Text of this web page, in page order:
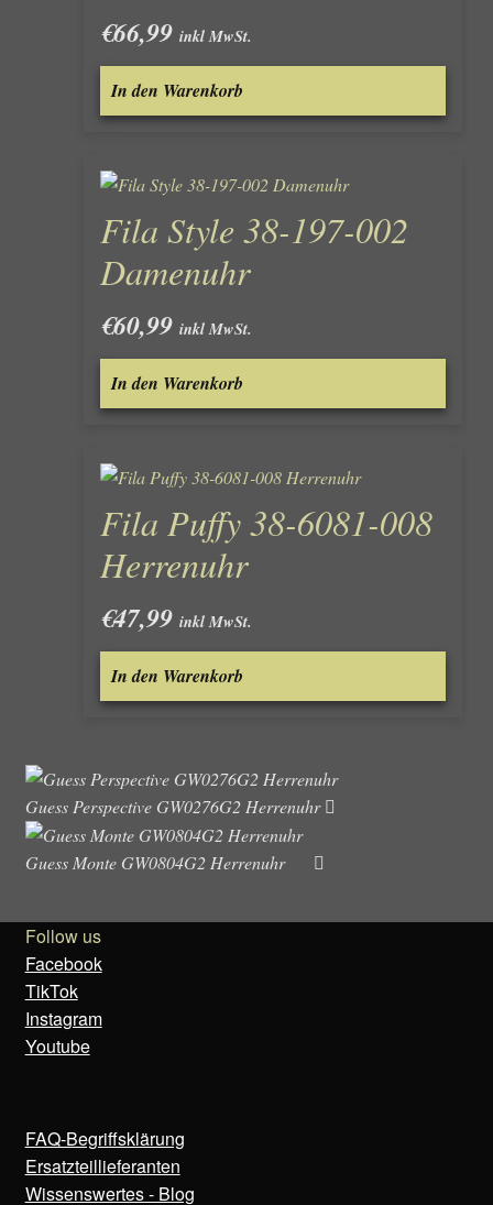
€66,99 inkl MwSt.
In den Warenkorb
Fila Style 38-197-002
Damenuhr
€60,99 inkl MwSt.
In den Warenkorb
Fila Puffy 38-6081-008
Herrenuhr
€47,99 inkl MwSt.
In den Warenkorb
Guess Perspective GW0276G2 Herrenuhr
Guess Monte GW0804G2 Herrenuhr
Follow us
Facebook
TikTok
Instagram
Youtube
FAQ-Begriffsklärung
Ersatzteillieferanten
Wissenswertes - Blog